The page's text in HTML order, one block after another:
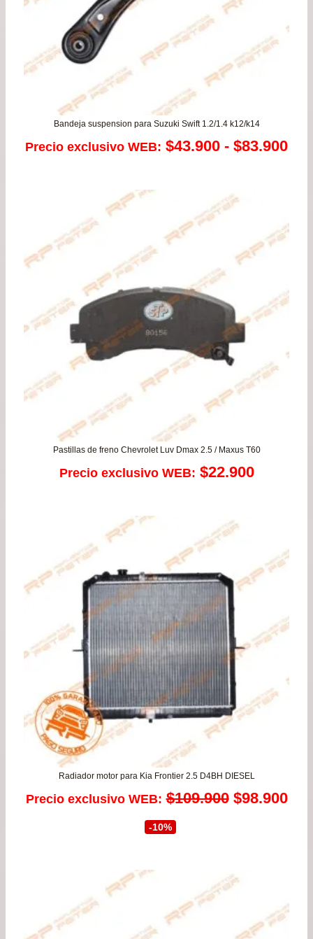
Bandeja suspension para Suzuki Swift 1.2/1.4 k12/k14
Precio exclusivo WEB: $43.900 - $83.900
Pastillas de freno Chevrolet Luv Dmax 2.5 / Maxus T60
Precio exclusivo WEB: $22.900
Radiador motor para Kia Frontier 2.5 D4BH DIESEL
Precio exclusivo WEB: $109.900 El
era:
$109.900.
$98.900El
-10%